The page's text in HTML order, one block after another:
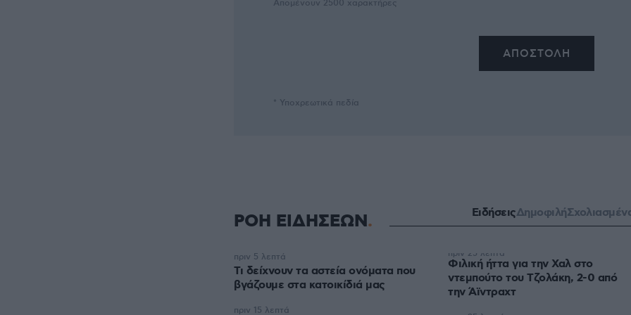
Απομένουν 2500 χαρακτήρες
* Υποχρεωτικά πεδία
ΡΟΗ ΕΙΔΗΣΕΩΝ ΕιδήσειςΔημοφιλή
Τι δείχνουν τα αστεία ονόματα που
βγάζουμε στα κατοικίδιά μας
πριν 5 λεπτά
πριν 15 λεπτά
Φιλική ήττα για την Χαλ στο
ντεμπούτο του Τζολάκη, 2-0 από
την Άϊντραχτ
πριν 25 λεπτά